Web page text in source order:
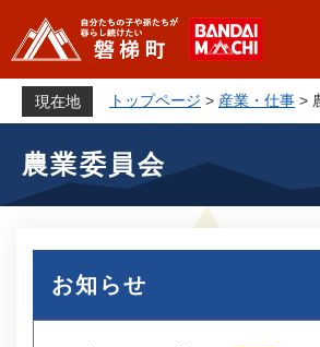
ジ
メニューを飛ばして本文
現在地 トップページ > 産業・仕事 >
農業委員会
お知らせ